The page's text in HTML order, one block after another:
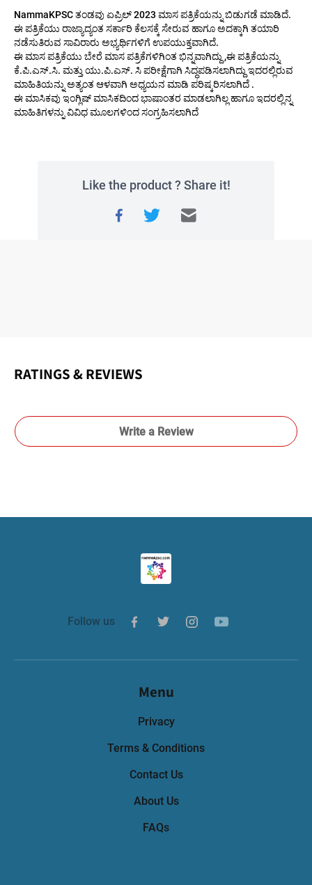
NammaKPSC ತಂಡವು ಏಪ್ರಿಲ್ 2023 ಮಾಸ ಪತ್ರಿಕೆಯನ್ನು ಬಿಡುಗಡೆ ಮಾಡಿದೆ.
ಈ ಪತ್ರಿಕೆಯು ರಾಜ್ಯಾದ್ಯಂತ ಸರ್ಕಾರಿ ಕೆಲಸಕ್ಕೆ ಸೇರುವ ಹಾಗೂ ಅದಕ್ಕಾಗಿ ತಯಾರಿ
ನಡೆಸುತಿರುವ ಸಾವಿರಾರು ಅಭ್ಯರ್ಥಿಗಳಿಗೆ ಉಪಯುಕ್ತವಾಗಿದೆ.
ಈ ಮಾಸ ಪತ್ರಿಕೆಯು ಬೇರೆ ಮಾಸ ಪತ್ರಿಕೆಗಳಿಗಿಂತ ಭಿನ್ನವಾಗಿದ್ದು ,ಈ ಪತ್ರಿಕೆಯನ್ನು
ಕೆ.ಪಿ.ಎಸ್.ಸಿ. ಮತ್ತು ಯು.ಪಿ.ಎಸ್. ಸಿ ಪರೀಕ್ಷೆಗಾಗಿ ಸಿದ್ಧಪಡಿಸಲಾಗಿದ್ದು ಇದರಲ್ಲಿರುವ
ಮಾಹಿತಿಯನ್ನು ಅತ್ಯಂತ ಆಳವಾಗಿ ಅಧ್ಯಯನ ಮಾಡಿ ಪರಿಷ್ಕರಿಸಲಾಗಿದೆ .
ಈ ಮಾಸಿಕವು ಇಂಗ್ಲಿಷ್ ಮಾಸಿಕದಿಂದ ಭಾಷಾಂತರ ಮಾಡಲಾಗಿಲ್ಲ ಹಾಗೂ ಇದರಲ್ಲಿನ್ನ
ಮಾಹಿತಿಗಳನ್ನು ವಿವಿಧ ಮೂಲಗಳಿಂದ ಸಂಗ್ರಹಿಸಲಾಗಿದೆ
Like the product ? Share it!
RATINGS & REVIEWS
Write a Review
Follow us
Menu
Privacy
Terms & Conditions
Contact Us
About Us
FAQs